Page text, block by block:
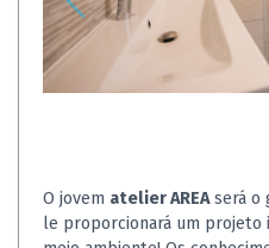
O jovem atelier AREAserá o
le proporcionará um